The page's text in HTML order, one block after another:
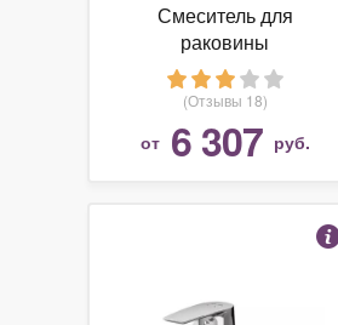
Смеситель для
раковины
(умывальника) AM.PM
Gem F90A82100
однорычажный хром
(Отзывы 18)
от 6 307 руб.